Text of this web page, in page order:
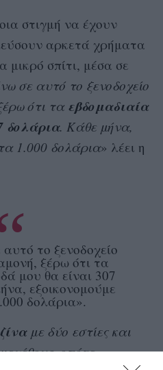
στιγμή να έχουν
αρκετά χρήματα
σπίτι, μέσα σε
σε αυτό το ξενοδοχείο
ότι τα εβδομαδιαία
δολάρια. Κάθε μήνα,
1.000 δολάρια» λέει η
το ξενοδοχείο
ξέρω ότι τα
μου θα είναι 307
εξοικονομούμε
δολάρια».
με δύο εστίες και
οπότε